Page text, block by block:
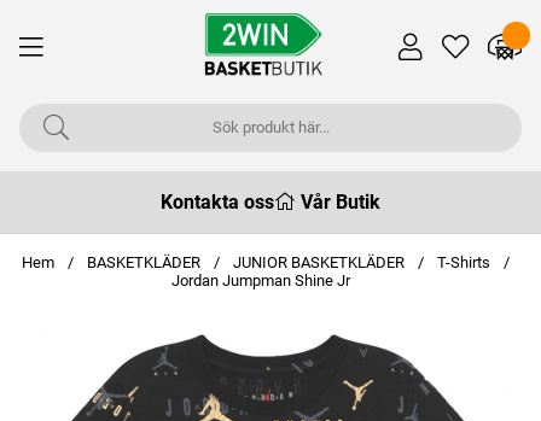
Kontakta oss Vår Butik
Hem BASKETKLÄDER JUNIOR BASKETKLÄDER
T-Shirts
Jordan Jumpman Shine Jr